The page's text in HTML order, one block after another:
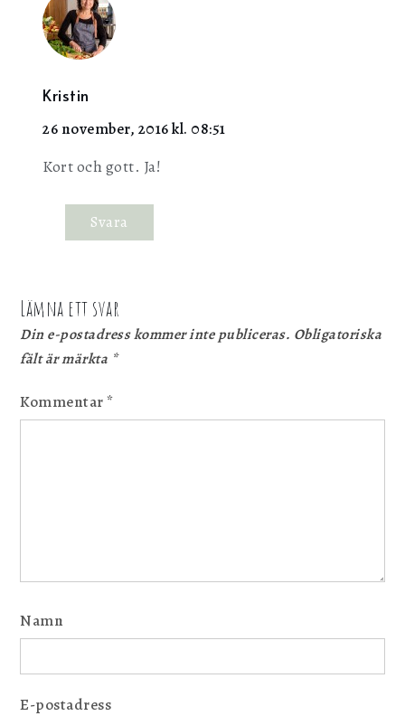
Kristin
26 november, 2016 kl. 08:51
Kort och gott. Ja!
Svara
Lämna ett svar
Din e-postadress kommer inte publiceras. Obligatoriska
fält är märkta *
Kommentar*
Namn
E-postadress